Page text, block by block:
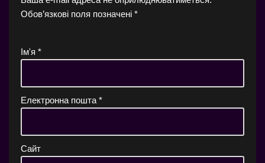
Обов’язкові поля позначені *
Ім'я *
Електронна пошта *
Сайт